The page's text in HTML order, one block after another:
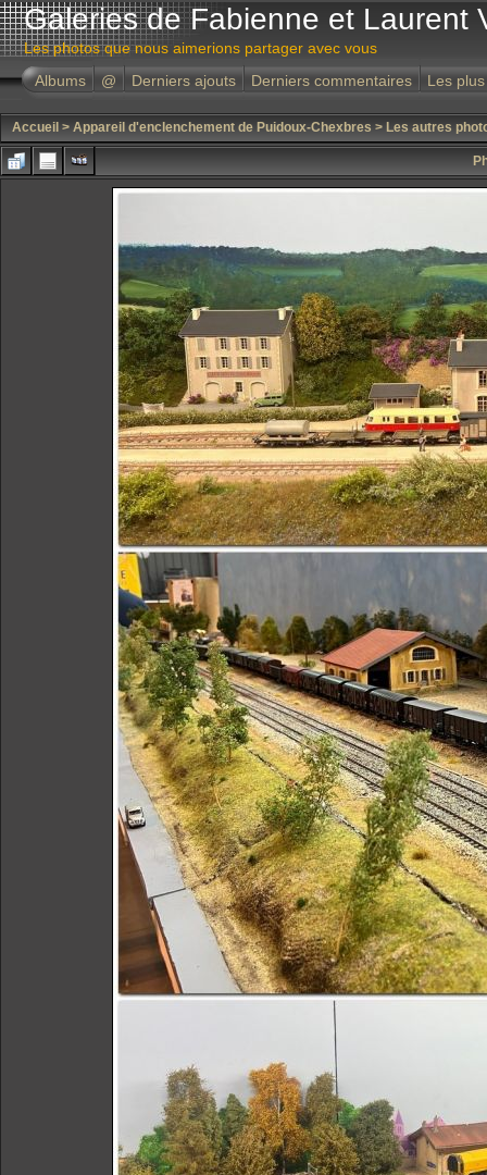
Galeries de Fabienne et Laurent
Les photos que nous aimerions partager avec vous
Albums
@ Derniers ajouts Derniers commentaires Les
Accueil > Appareil d'enclenchement de Puidoux-Chexbres > Les autres